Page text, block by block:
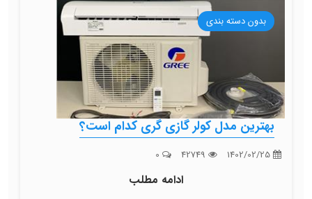
بدون دسته بندی
بهترین مدل کولر گازی گری کدام است؟
ادامه مطلب